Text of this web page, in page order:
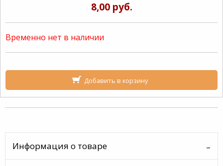
8,00 руб.
Временно нет в наличии
Добавить в корзину
Информация о товаре